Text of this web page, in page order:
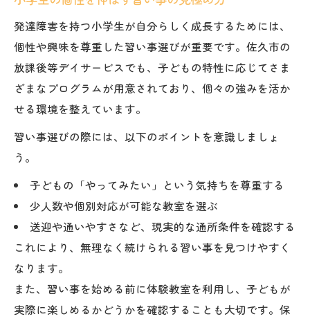
発達障害を持つ小学生が自分らしく成長するためには、
個性や興味を尊重した習い事選びが重要です。佐久市の
放課後等デイサービスでも、子どもの特性に応じてさま
ざまなプログラムが用意されており、個々の強みを活か
せる環境を整えています。
習い事選びの際には、以下のポイントを意識しましょ
う。
子どもの「やってみたい」という気持ちを尊重する
少人数や個別対応が可能な教室を選ぶ
送迎や通いやすさなど、現実的な通所条件を確認する
これにより、無理なく続けられる習い事を見つけやすく
なります。
また、習い事を始める前に体験教室を利用し、子どもが
実際に楽しめるかどうかを確認することも大切です。保